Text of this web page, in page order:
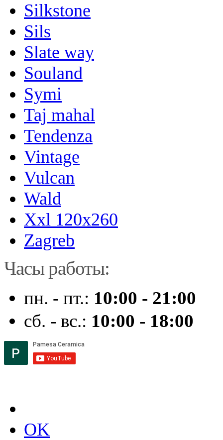
Silkstone
Sils
Slate way
Souland
Symi
Taj mahal
Tendenza
Vintage
Vulcan
Wald
Xxl 120x260
Zagreb
Часы работы:
пн. - пт.: 10:00 - 21:00
сб. - вс.: 10:00 - 18:00
OK